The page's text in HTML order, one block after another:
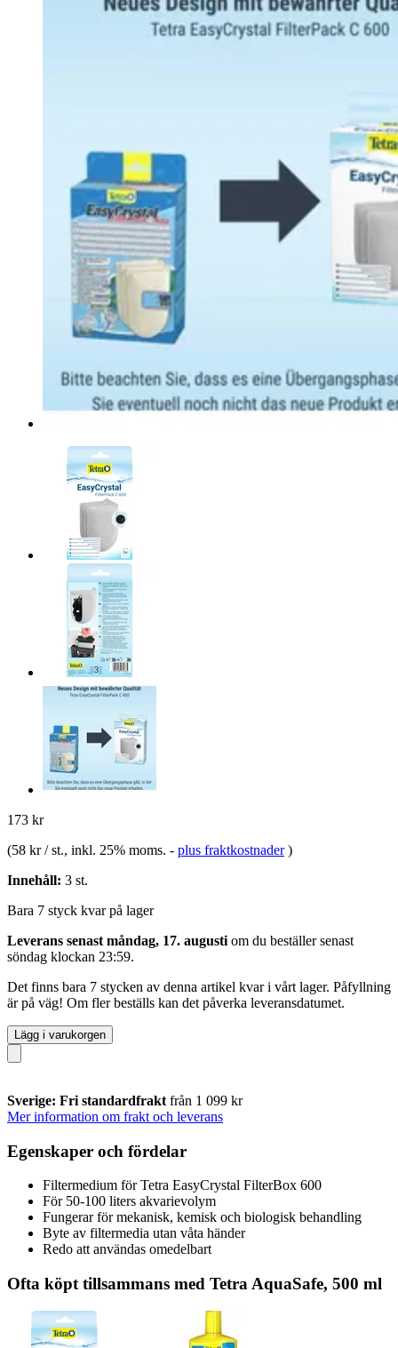
173 kr
(58 kr / st., inkl. 25% moms. - plus fraktkostnader )
Innehåll: 3 st.
Bara 7 styck kvar på lager
Leverans senast måndag, 17. augusti om du beställer senast
söndag klockan 23:59.
Det finns bara 7 stycken av denna artikel kvar i vårt lager. Påfyllning
är på väg! Om fler beställs kan det påverka leveransdatumet.
Lägg i varukorgen
Sverige: Fri standardfrakt från 1 099 kr
Mer information om frakt och leverans
Egenskaper och fördelar
Filtermedium för Tetra EasyCrystal FilterBox 600
För 50-100 liters akvarievolym
Fungerar för mekanisk, kemisk och biologisk behandling
Byte av filtermedia utan våta händer
Redo att användas omedelbart
Ofta köpt tillsammans med Tetra AquaSafe, 500 ml